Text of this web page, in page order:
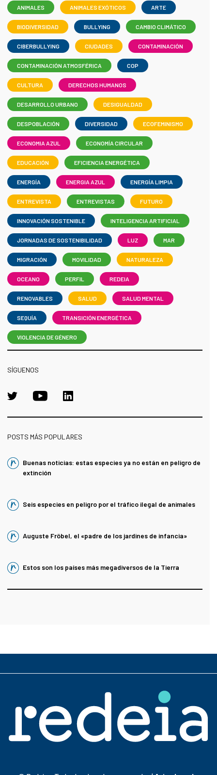
ANIMALES ANIMALES EXÓTICOS ARTE
BIODIVERSIDAD BULLYING CAMBIO CLIMÁTICO
CIBERBULLYING CIUDADES CONTAMINACIÓN
CONTAMINACIÓN ATMOSFÉRICA COP
CULTURA DERECHOS HUMANOS
DESARROLLO URBANO DESIGUALDAD
DESPOBLACIÓN DIVERSIDAD ECOFEMINISMO
ECONOMIA AZUL ECONOMÍA CIRCULAR
EDUCACIÓN EFICIENCIA ENERGÉTICA
ENERGÍA ENERGIA AZUL ENERGÍA LIMPIA
ENTREVISTA ENTREVISTAS FUTURO
INNOVACIÓN SOSTENIBLE INTELIGENCIA ARTIFICIAL
JORNADAS DE SOSTENIBILIDAD LUZ MAR
MIGRACIÓN MOVILIDAD NATURALEZA
OCEANO PERFIL REDEIA
RENOVABLES SALUD SALUD MENTAL
SEQUÍA TRANSICIÓN ENERGÉTICA
VIOLENCIA DE GÉNERO
SÍGUENOS
POSTS MÁS POPULARES
Buenas noticias: estas especies ya no están en peligro de
extinción
Seis especies en peligro por el tráfico ilegal de animales
Auguste Fröbel, el «padre de los jardines de infancia»
Estos son los países más megadiversos de la Tierra